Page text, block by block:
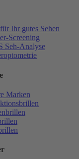
Ihr gutes Sehen
Screening
Seh-Analyse
Marken